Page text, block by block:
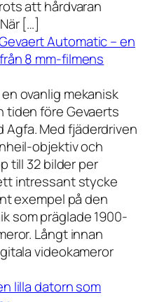
att hårdvaran
[…]
Automatic – en
8 mm-filmens
ovanlig mekanisk
tiden före Gevaerts
Agfa. Med fjäderdriven
objektiv och
till 32 bilder per
intressant stycke
exempel på den
som präglade 1900-
Långt innan
videokameror
lilla datorn som